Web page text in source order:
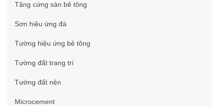
Tăng cứng sàn bê tông
Sơn hiệu ứng đá
Tường hiệu ứng bê tông
Tường đất trang trí
Tường đất nện
Microcement